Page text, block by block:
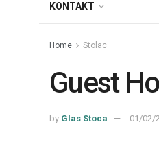
KONTAKT
Home Stolac
Guest
by Glas Stoca 01/02/